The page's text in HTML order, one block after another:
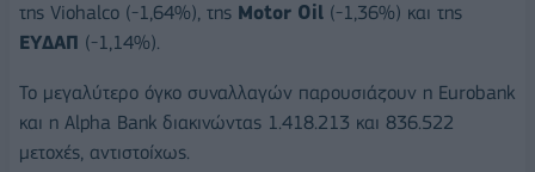
της Viohalco (-1,64%), της Motor Oil (-1,36%) και της
ΕΥΔΑΠ (-1,14%).
Το μεγαλύτερο όγκο συναλλαγών παρουσιάζουν η Eurobank
και η Alpha Bank διακινώντας 1.418.213 και 836.522
μετοχές, αντιστοίχως.